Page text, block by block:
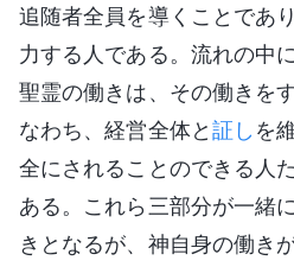
追随者全員を導くことであ
力する人である。流れの中
聖霊の働きは、その働きを
なわち、経営全体と証し を
全にされることのできる人
ある。これら三部分が一緒
きとなるが、神自身の働き